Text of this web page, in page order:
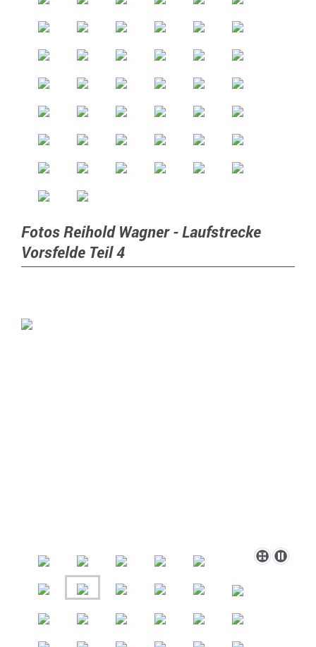
Fotos Reihold Wagner - Laufstrecke
Vorsfelde Teil 4